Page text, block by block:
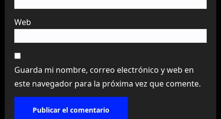
Web
Guarda mi nombre, correo electrónico y web en
este navegador para la próxima vez que comente.